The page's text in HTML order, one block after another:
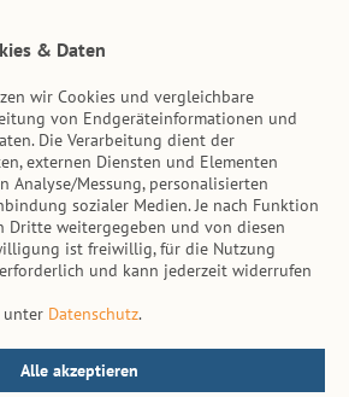
& Daten
wir Cookies und vergleichbare
von Endgeräteinformationen und
Die Verarbeitung dient der
externen Diensten und Elementen
Analyse/Messung, personalisierten
sozialer Medien. Je nach Funktion
Dritte weitergegeben und von diesen
ist freiwillig, für die Nutzung
und kann jederzeit widerrufen
unter Datenschutz.
Alle akzeptieren